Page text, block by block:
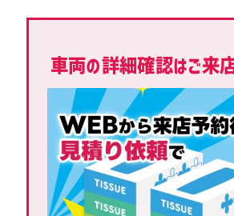
車両の詳細確認はご来店